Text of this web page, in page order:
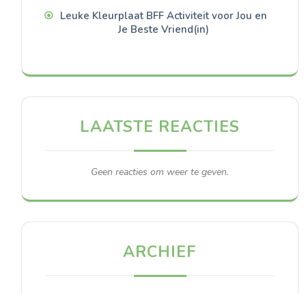
Leuke Kleurplaat BFF Activiteit voor Jou en
Je Beste Vriend(in)
LAATSTE REACTIES
Geen reacties om weer te geven.
ARCHIEF